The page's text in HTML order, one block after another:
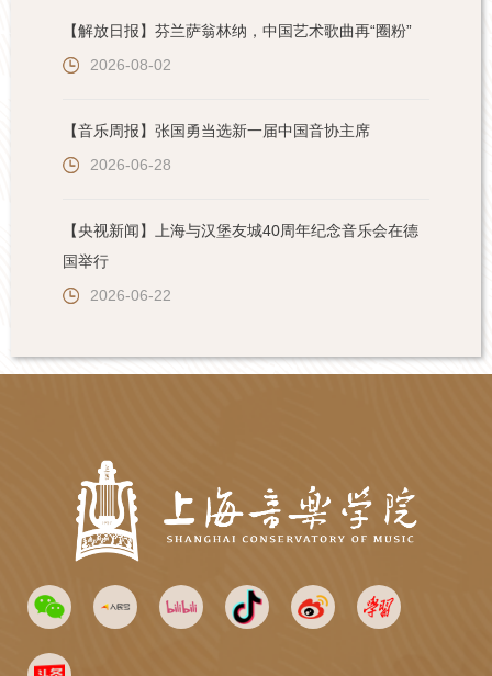
【解放日报】芬兰萨翁林纳，中国艺术歌曲再“圈粉”
2026-08-02
【音乐周报】张国勇当选新一届中国音协主席
2026-06-28
【央视新闻】上海与汉堡友城40周年纪念音乐会在德
国举行
2026-06-22